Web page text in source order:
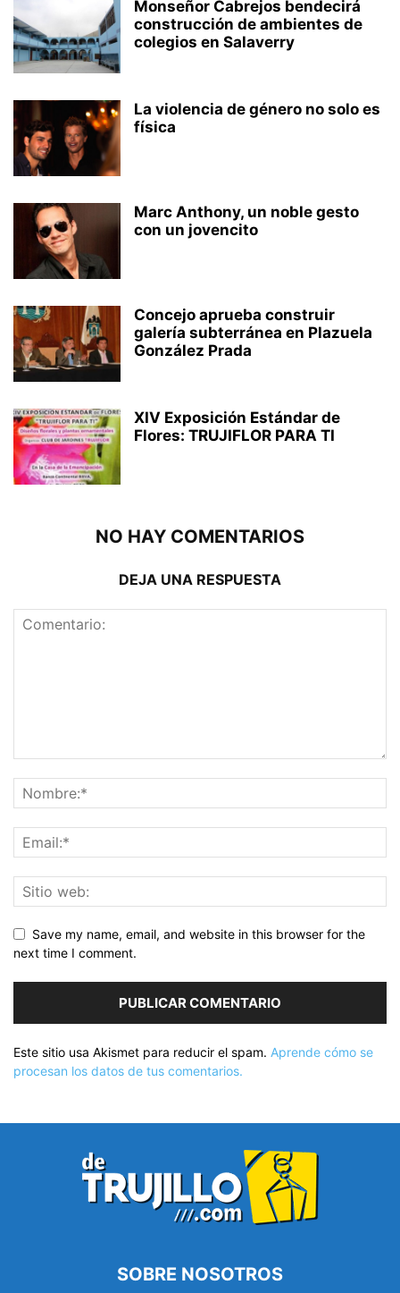
Monseñor Cabrejos bendecirá
construcción de ambientes de
colegios en Salaverry
La violencia de género no solo es
física
Marc Anthony, un noble gesto
con un jovencito
Concejo aprueba construir
galería subterránea en Plazuela
González Prada
XIV Exposición Estándar de
Flores: TRUJIFLOR PARA TI
NO HAY COMENTARIOS
DEJA UNA RESPUESTA
Save my name, email, and website in this browser for the
next time I comment.
Este sitio usa Akismet para reducir el spam. Aprende cómo se
procesan los datos de tus comentarios.
SOBRE NOSOTROS